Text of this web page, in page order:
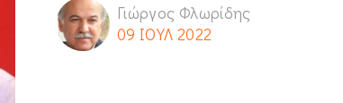
Γιώργος Φλωρίδης
09 ΙΟΥΛ 2022